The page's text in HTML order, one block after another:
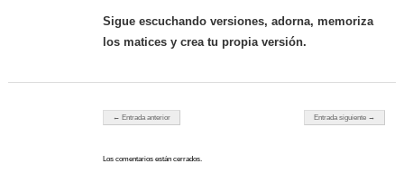
Sigue escuchando versiones, adorna, memoriza
los matices y crea tu propia versión.
Navegador de artículos
← Entrada anterior Entrada siguiente →
Los comentarios están cerrados.